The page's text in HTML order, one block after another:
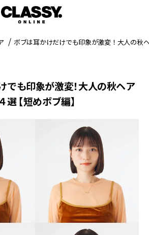
ボブは耳かけだけでも印象が激変！大人の秋
でも印象が激変！大人の秋ヘア
【短めボブ編】